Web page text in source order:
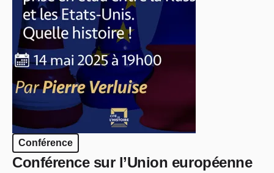
Conférence
Conférence sur l’Union européenne